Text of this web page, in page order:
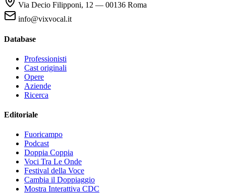
Via Decio Filipponi, 12 — 00136 Roma
info@vixvocal.it
Database
Professionisti
Cast originali
Opere
Aziende
Ricerca
Editoriale
Fuoricampo
Podcast
Doppia Coppia
Voci Tra Le Onde
Festival della Voce
Cambia il Doppiaggio
Mostra Interattiva CDC